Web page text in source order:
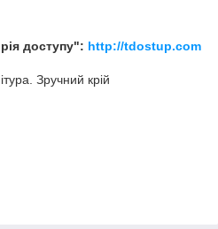
доступу": http://tdostup.com
Зручний крій